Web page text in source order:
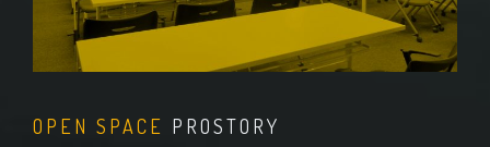
OPEN SPACE PROSTORY